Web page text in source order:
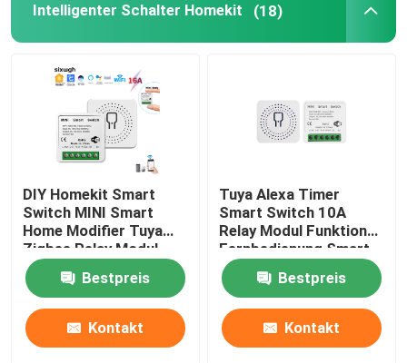
Intelligentes Sicherheitsschloss
Intelligenter Schaltkreislaufbrecher
Smart Monitor-Kamera
Zigbee-Gateway
Zigbee-Gateway
Intelligenter Schalter Homekit (18)
DIY Homekit Smart
Switch MINI Smart
Home Modifier Tuya
Zigbee Relay Modul
unterstützt
Fernbedienung und
Sprachsteuerung
einfach zu installieren
Bestpreis
Kontakt
Tuya Alexa Timer
Smart Switch 10A
Relay Modul Funktion
Fernbedienung Smart
Switch Unterstützung
von Google Alexa
Sprachsteuerung
einfache Installation
Bestpreis
Kontakt